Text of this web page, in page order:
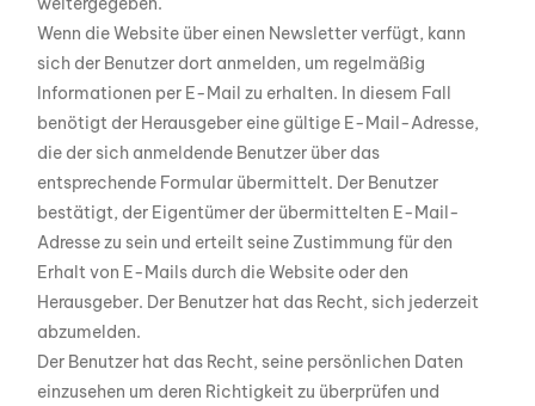
Wenn die Website über einen Newsletter verfügt, kann
sich der Benutzer dort anmelden, um regelmäßig
Informationen per E-Mail zu erhalten. In diesem Fall
benötigt der Herausgeber eine gültige E-Mail-Adresse,
die der sich anmeldende Benutzer über das
entsprechende Formular übermittelt. Der Benutzer
bestätigt, der Eigentümer der übermittelten E-Mail-
Adresse zu sein und erteilt seine Zustimmung für den
Erhalt von E-Mails durch die Website oder den
Herausgeber. Der Benutzer hat das Recht, sich jederzeit
abzumelden.
Der Benutzer hat das Recht, seine persönlichen Daten
einzusehen um deren Richtigkeit zu überprüfen und